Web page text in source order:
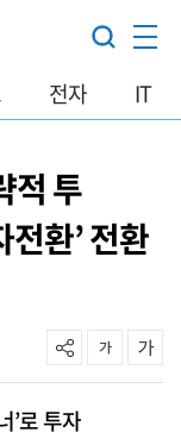
전자 IT
적 투
환’ 전환
’로 투자